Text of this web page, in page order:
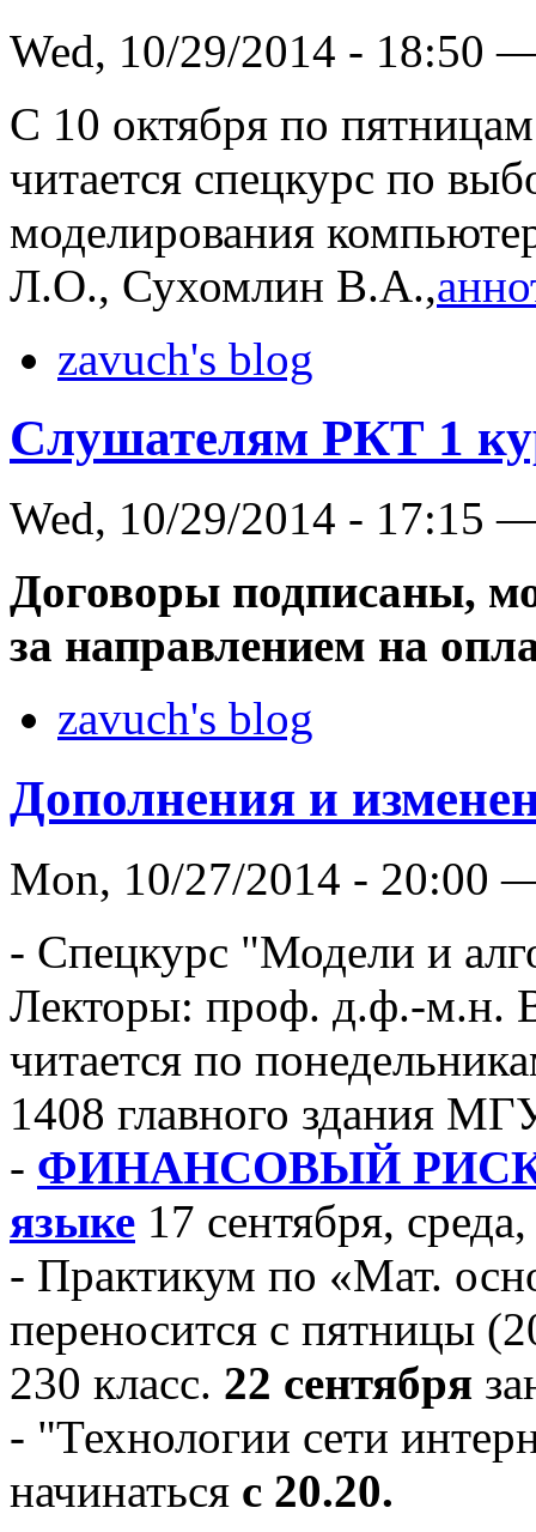
Wed, 10/29/2014 - 18:50
С 10 октября по
читается спецкурс по
моделирования
Л.О., Сухомлин В.А.,
zavuch's blog
Слушателям РКТ 1
Wed, 10/29/2014 - 17:15
Договоры подписаны,
за направлением на
zavuch's blog
Дополнения и
Mon, 10/27/2014 - 20:00
- Спецкурс "Модели и
Лекторы: проф. д.ф.-м.н.
читается по
1408 главного здания
- ФИНАНСОВЫЙ
языке 17 сентября,
- Практикум по «Мат.
переносится с пятницы
230 класс. 22 сентября
- "Технологии сети
начинаться с 20.20.